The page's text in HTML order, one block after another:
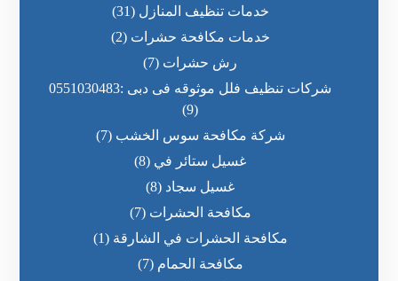
خدمات تنظيف المنازل (31)
خدمات مكافحة حشرات (2)
رش حشرات (7)
شركات تنظيف فلل موثوقه فى دبى :0551030483
(9)
شركة مكافحة سوس الخشب (7)
غسيل ستائر في (8)
غسيل سجاد (8)
مكافحة الحشرات (7)
مكافحة الحشرات في الشارقة (1)
مكافحة الحمام (7)